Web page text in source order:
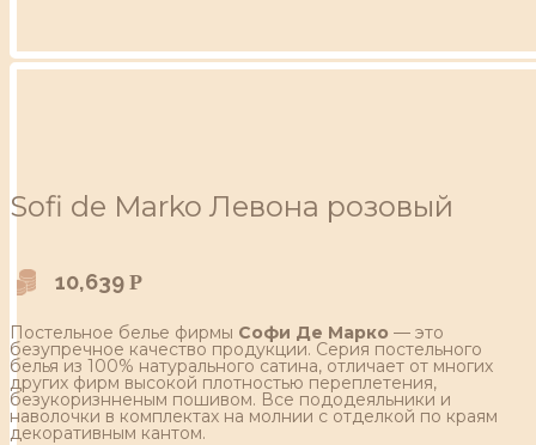
Sofi de Marko Левона розовый
10,639 Р
Постельное белье фирмы Софи Де Марко — это
безупречное качество продукции. Серия постельного
белья из 100% натурального сатина, отличает от многих
других фирм высокой плотностью переплетения,
безукоризнненым пошивом. Все пододеяльники и
наволочки в комплектах на молнии с отделкой по краям
декоративным кантом.